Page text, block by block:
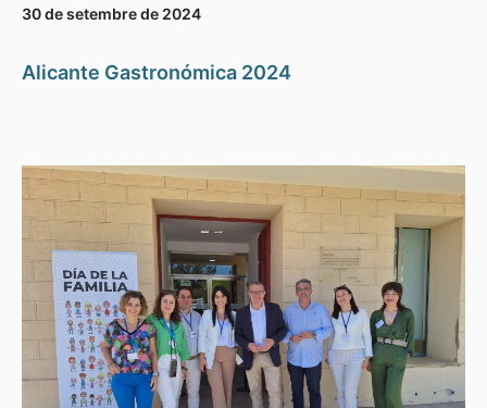
30 de setembre de 2024
Alicante Gastronómica 2024